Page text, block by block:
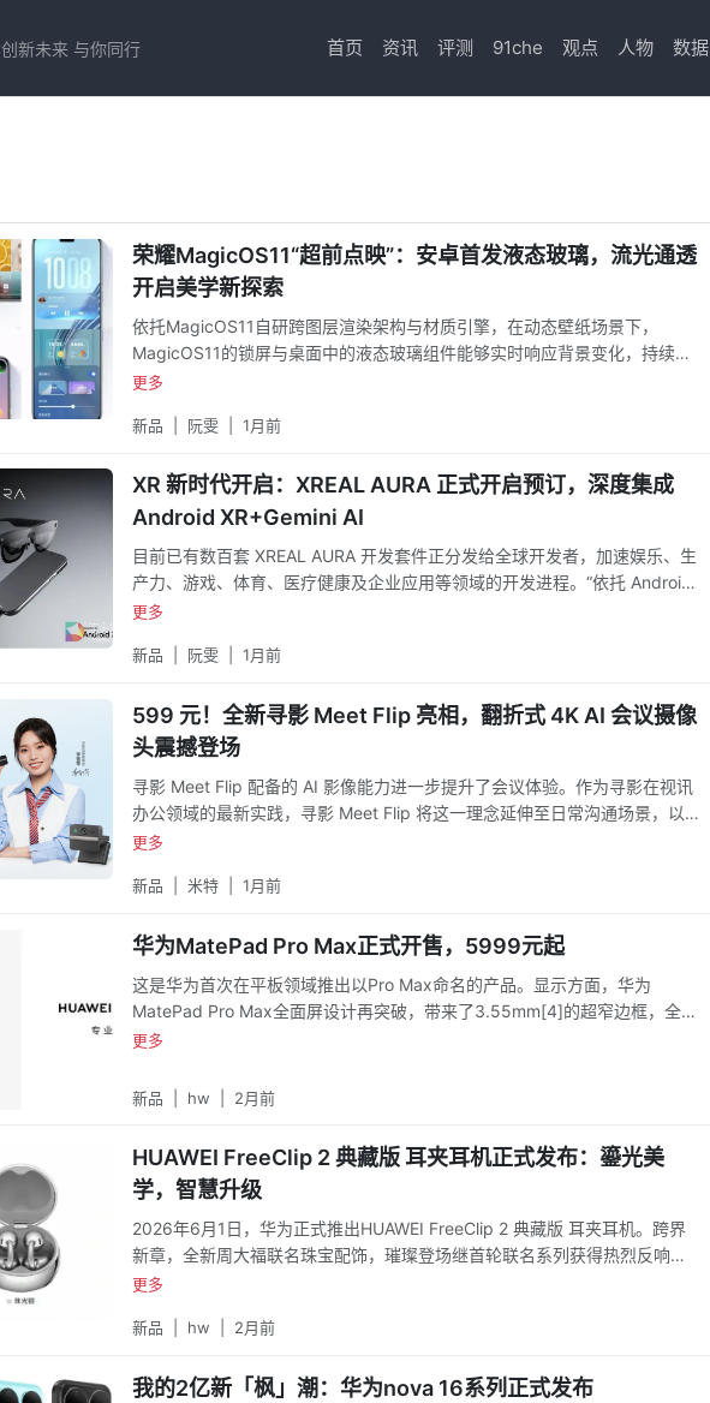
创新未来 与你同行 首页 资讯 评测 91che 观点 人物 数据
荣耀MagicOS11“超前点映”：安卓首发液态玻璃，流光通透
开启美学新探索
依托MagicOS11自研跨图层渲染架构与材质引擎，在动态壁纸场景下，
MagicOS11的锁屏与桌面中的液态玻璃组件能够实时响应背景变化，持续呈
现折射与光影流动效果，即便画面持续运动，整体视觉风格仍能保持一致，
情释放。整体来看，从MagicOS10在通透体验上的率先探索，再到
“叠参数”的怪圈跳出，开始形成独具特色的系统美学路径，并具备对应的技术
实力把美学从概念化为可知可感的现实体验。
更多
新品 阮雯 1月前
XR 新时代开启：XREAL AURA 正式开启预订，深度集成
Android XR+Gemini AI
目前已有数百套 XREAL AURA 开发套件正分发给全球开发者，加速娱乐、生
产力、游戏、体育、医疗健康及企业应用等领域的开发进程。“依托 Android
XR、Gemini、Snapdragon Reality Elite Platform，以及强大的开发者与合
更多
新品 阮雯 1月前
599 元！全新寻影 Meet Flip 亮相，翻折式 4K AI 会议摄像
头震撼登场
寻影 Meet Flip 配备的 AI 影像能力进一步提升了会议体验。作为寻影在视讯
办公领域的最新实践，寻影 Meet Flip 将这一理念延伸至日常沟通场景，以一
体化翻折设计、4K 超清影像、AI 自动构图和 AI 魔记等能力，打通会前准
更多
新品 米特 1月前
华为MatePad Pro Max正式开售，5999元起
这是华为首次在平板领域推出以Pro Max命名的产品。显示方面，华为
MatePad Pro Max全面屏设计再突破，带来了3.55mm[4]的超窄边框，全屏
幕无刘海、无开孔，实现了完整、纯净的视觉体验。
更多
新品 hw 2月前
HUAWEI FreeClip 2 典藏版 耳夹耳机正式发布：鎏光美
学，智慧升级
2026年6月1日，华为正式推出HUAWEI FreeClip 2 典藏版 耳夹耳机。跨界
新章，全新周大福联名珠宝配饰，璀璨登场继首轮联名系列获得热烈反响
后，华为FreeClip 2典藏版 耳夹耳机再度携手周大福，推出两款全新珠宝配
更多
新品 hw 2月前
我的2亿新「枫」潮：华为nova 16系列正式发布